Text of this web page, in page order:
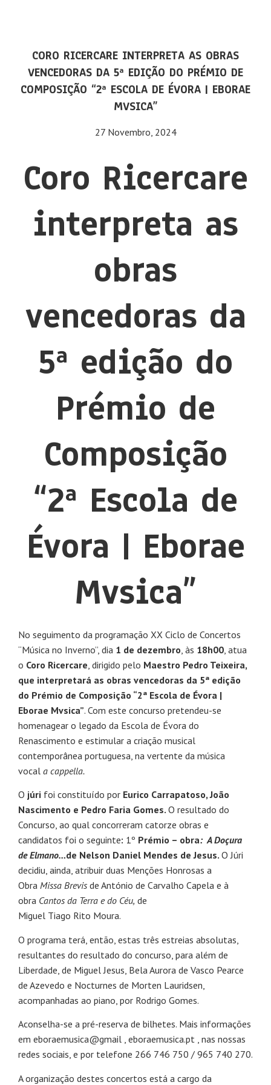
CORO RICERCARE INTERPRETA AS OBRAS
VENCEDORAS DA 5ª EDIÇÃO DO PRÉMIO DE
COMPOSIÇÃO “2ª ESCOLA DE ÉVORA | EBORAE
MVSICA”
27 Novembro, 2024
Coro Ricercare
interpreta as
obras
vencedoras da
5ª edição do
Prémio de
Composição
“2ª Escola de
Évora | Eborae
Mvsica”
No seguimento da programação XX Ciclo de Concertos
“Música no Inverno”, dia 1 de dezembro, às 18h00, atua
o Coro Ricercare, dirigido pelo Maestro Pedro Teixeira,
que interpretará as obras vencedoras da 5ª edição
do Prémio de Composição “2ª Escola de Évora |
Eborae Mvsica”. Com este concurso pretendeu-se
homenagear o legado da Escola de Évora do
Renascimento e estimular a criação musical
contemporânea portuguesa, na vertente da música
vocal a cappella.
O júri foi constituído por Eurico Carrapatoso, João
Nascimento e Pedro Faria Gomes. O resultado do
Concurso, ao qual concorreram catorze obras e
candidatos foi o seguinte: 1º Prémio – obra: A Doçura
de Elmano…de Nelson Daniel Mendes de Jesus. O Júri
decidiu, ainda, atribuir duas Menções Honrosas a
Obra Missa Brevis de António de Carvalho Capela e à
obra Cantos da Terra e do Céu, de
Miguel Tiago Rito Moura.
O programa terá, então, estas três estreias absolutas,
resultantes do resultado do concurso, para além de
Liberdade, de Miguel Jesus, Bela Aurora de Vasco Pearce
de Azevedo e Nocturnes de Morten Lauridsen,
acompanhadas ao piano, por Rodrigo Gomes.
Aconselha-se a pré-reserva de bilhetes. Mais informações
em eboraemusica@gmail , eboraemusica.pt , nas nossas
redes sociais, e por telefone 266 746 750 / 965 740 270.
A organização destes concertos está a cargo da